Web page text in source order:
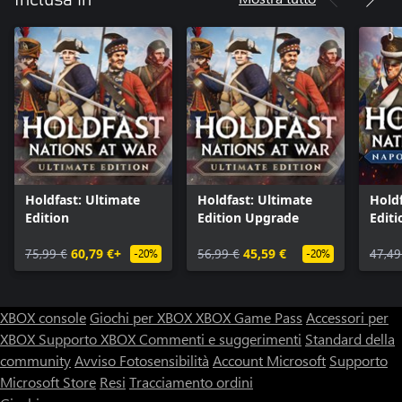
Holdfast: Ultimate
Edition
75,99 € 60,79 €+ -20%
Holdfast: Ultimate
Edition Upgrade
56,99 € 45,59 € -20%
XBOX consoleGiochi per XBOXXBOX Game Pass Accessori per
XBOX Supporto XBOXCommenti e suggerimenti Standard della
communityAvviso Fotosensibilità Account Microsoft Supporto
Microsoft Store Resi Tracciamento ordini